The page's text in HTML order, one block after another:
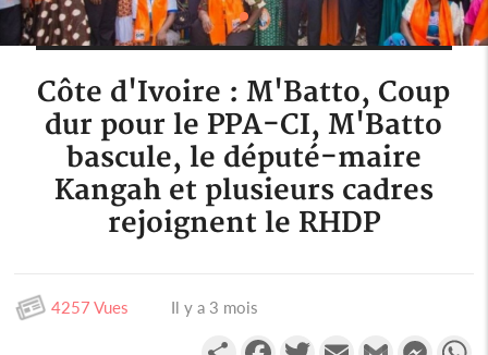
Côte d'Ivoire : M'Batto, Coup
dur pour le PPA-CI, M'Batto
bascule, le député-maire
Kangah et plusieurs cadres
rejoignent le RHDP
4257 Vues Il y a 3 mois
PartagerFacebookTwitterEmail Gmail